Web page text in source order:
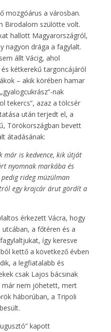
mozgóárus a városban.
Birodalom szülötte volt.
hallott Magyarországról,
nagyon drága a fagylalt.
állt Vácig, ahol
kétkerekű targoncájáról
– akik körében hamar
nak
tekercs”, azaz a tölcsér
után terjedt el, a
Törökországban bevett
átadásának:
már is kedvence, kik útját
nyomnak markába és
rideg müzülman
egy krajcár árut gördít a
érkezett Vácra, hogy
a főtéren és a
így keresve
kettő a következő évben
a legfiatalabb és
csak Lajos bácsinak
már nem jöhetett, mert
háborúban, a Tripoli
kapott